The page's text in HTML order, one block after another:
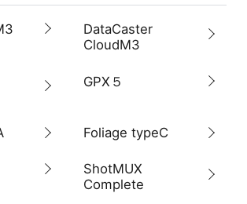
DataCaster
CloudM3
GPX５
Foliage typeC
ShotMUX
Complete